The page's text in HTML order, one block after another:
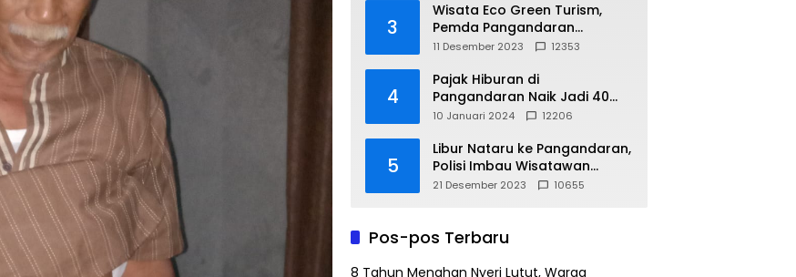
3
Wisata Eco Green Turism,
Pemda Pangandaran
Gandeng PLN
11 Desember 2023 12353
4
Pajak Hiburan di
Pangandaran Naik Jadi 40
Persen
10 Januari 2024 12206
5
Libur Nataru ke Pangandaran,
Polisi Imbau Wisatawan
Gunakan Jalur Arteri
21 Desember 2023 10655
Pos-pos Terbaru
8 Tahun Menahan Nyeri Lutut, Warga